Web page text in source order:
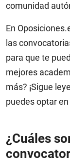
comunidad
En
las
para que te
mejores
más? ¡Sigue
puedes optar
¿Cuáles